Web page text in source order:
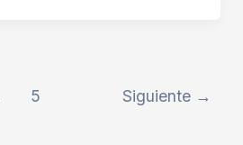
5 Siguiente →